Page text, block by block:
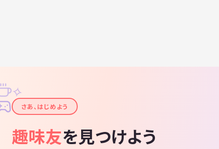
✦
✧
さあ、はじめよう
趣味友を見つけよう